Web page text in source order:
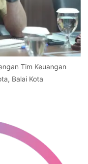
Tim Keuangan
Balai Kota